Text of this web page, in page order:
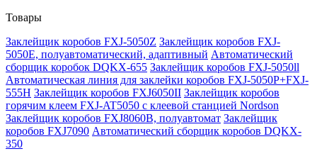
Товары
Заклейщик коробов FXJ-5050Z Заклейщик коробов FXJ-
5050E, полуавтоматический, адаптивный Автоматический
сборщик коробок DQKX-655 Заклейщик коробов FXJ-5050ll
Автоматическая линия для заклейки коробов FXJ-5050P+FXJ-
555H Заклейщик коробов FXJ6050II Заклейщик коробов
горячим клеем FXJ-AT5050 с клеевой станцией Nordson
Заклейщик коробов FXJ8060B, полуавтомат Заклейщик
коробов FXJ7090 Автоматический сборщик коробов DQKX-
350